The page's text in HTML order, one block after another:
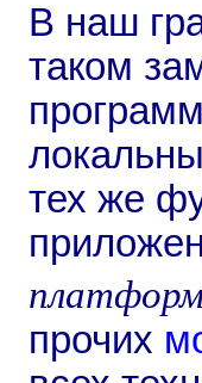
В наш
таком
тех же
прочих